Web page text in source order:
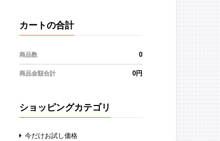
カートの合計
商品数 0
商品金額合計 0円
ショッピングカテゴリ
今だけお試し価格